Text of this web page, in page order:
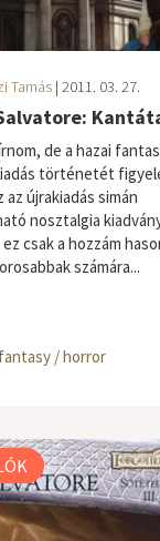
Tamás | 2011. 03. 27.
de a hazai
történetét
az újrakiadás simán
nosztalgia
csak a hozzám
számára...
/ horror